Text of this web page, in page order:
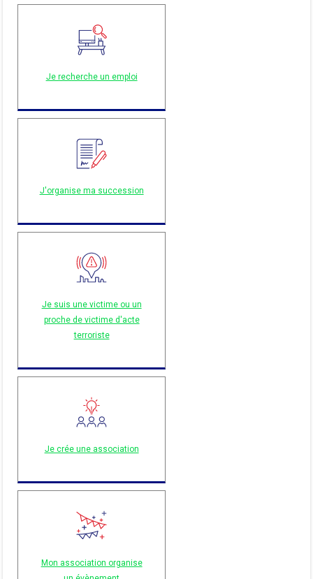
Je recherche un emploi
J'organise ma succession
Je suis une victime ou un
proche de victime d'acte
terroriste
Je crée une association
Mon association organise